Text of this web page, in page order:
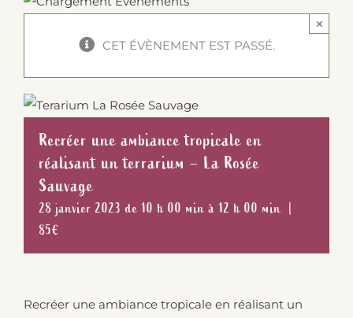
CET ÉVÈNEMENT EST PASSÉ.
×
Recréer une ambiance tropicale en
réalisant un terrarium – La Rosée
Sauvage
28 janvier 2023 de 10 h 00 min à12 h 00 min |
85€
Recréer une ambiance tropicale en réalisant un